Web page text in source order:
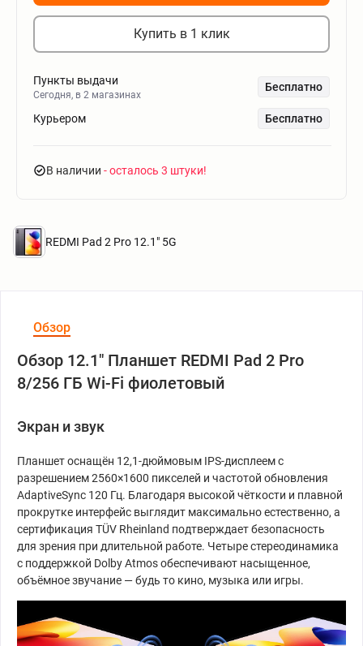
Купить в 1 клик
Пункты выдачи
Сегодня, в 2 магазинах
Бесплатно
Курьером Бесплатно
В наличии - осталось 3 штуки
REDMI Pad 2 Pro 12.1" 5G
Обзор
Обзор 12.1" Планшет REDMI Pad 2 Pro
8/256 ГБ Wi-Fi фиолетовый
Экран и звук
Планшет оснащён 12,1-дюймовым IPS-дисплеем с
разрешением 2560×1600 пикселей и частотой обновления
AdaptiveSync 120 Гц. Благодаря высокой чёткости и плавной
прокрутке интерфейс выглядит максимально естественно, а
сертификация TÜV Rheinland подтверждает безопасность
для зрения при длительной работе. Четыре стереодинамика
с поддержкой Dolby Atmos обеспечивают насыщенное,
объёмное звучание — будь то кино, музыка или игры.